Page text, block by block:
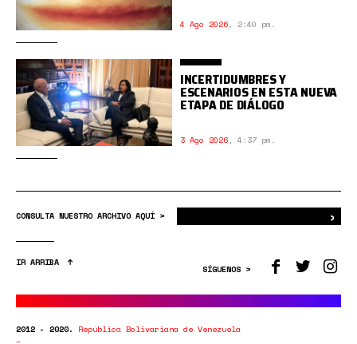
4 Ago 2026, 2:40 pm.
INCERTIDUMBRES Y
ESCENARIOS EN ESTA NUEVA
ETAPA DE DIÁLOGO
3 Ago 2026, 4:37 pm.
CONSULTA NUESTRO ARCHIVO AQUÍ > ›
IR ARRIBA
SÍGUENOS >
2012 - 2020. República Bolivariana de Venezuela